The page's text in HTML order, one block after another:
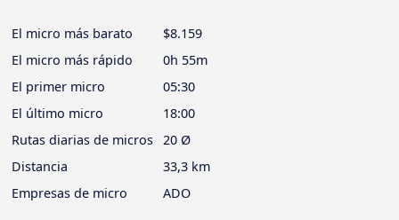
El micro más barato
$8.159
El micro más rápido
0h 55m
El primer micro
05:30
El último micro
18:00
Rutas diarias de micros 20 Ø
Distancia
33,3 km
Empresas de micro
ADO